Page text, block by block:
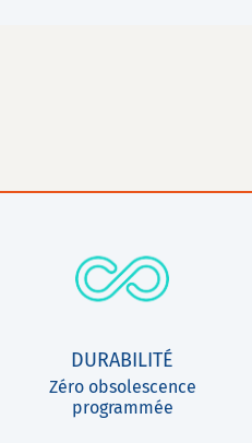
DURABILITÉ
Zéro obsolescence
programmée